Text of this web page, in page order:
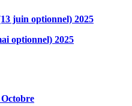
juin optionnel) 2025
optionnel) 2025